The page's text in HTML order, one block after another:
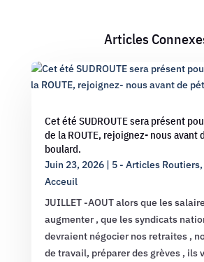
Articles
Cet été SUDROUTE sera présent
de la ROUTE, rejoignez- nous avant
boulard.
Juin 23, 2026| 5 - Articles Routiers,
Acceuil
JUILLET -AOUT alors que les
augmenter , que les syndicats
devraient négocier nos retraites ,
de travail, préparer des grèves , ils